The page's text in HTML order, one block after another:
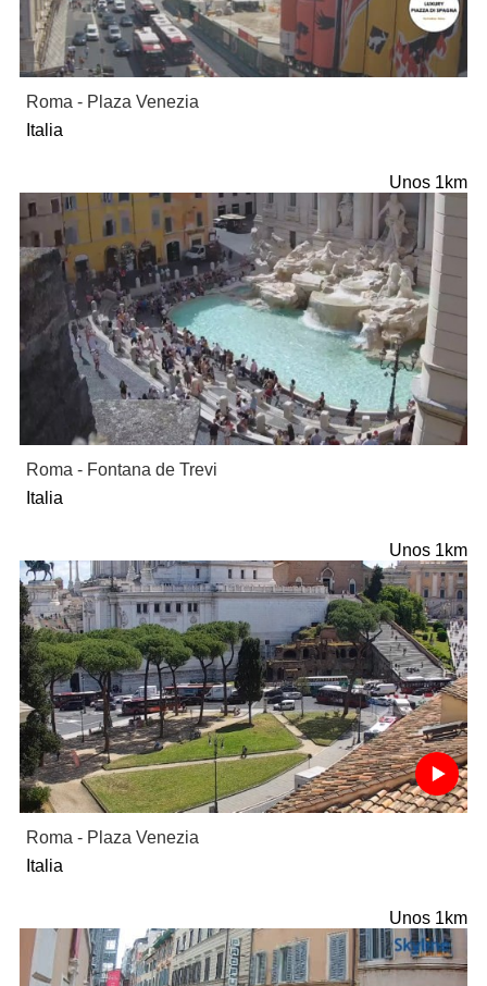
Roma - Plaza Venezia
Italia
Unos 1km
Roma - Fontana de Trevi
Italia
Unos 1km
Roma - Plaza Venezia
Italia
Unos 1km